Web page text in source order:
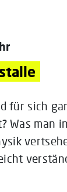
für sich
Was man